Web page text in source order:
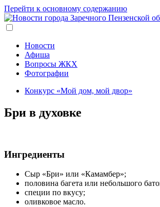
Перейти к основному содержанию
Новости
Афиша
Вопросы ЖКХ
Фотографии
Конкурс «Мой дом, мой двор»
Бри в духовке
Ингредиенты
Сыр «Бри» или «Камамбер»;
половина багета или небольшого
специи по вкусу;
оливковое масло.